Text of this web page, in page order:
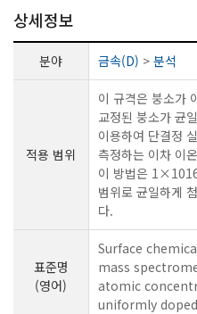
상세정보
분야 금속(D) > 분석
적용 범위
이 규격은 붕소가
교정된 붕소가 균
이용하여 단결정
측정하는 이차 이
이 방법은
범위로 균일하게
다.
표준명
(영어)
Surface
mass
atomic
uniformly